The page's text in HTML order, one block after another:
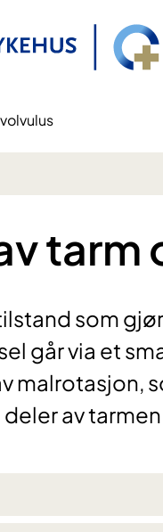
tarm
som
går via et
malrotasjon,
av